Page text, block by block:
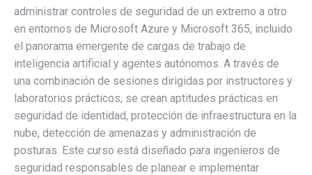
administrar controles de seguridad de un extremo a otro
en entornos de Microsoft Azure y Microsoft 365, incluido
el panorama emergente de cargas de trabajo de
inteligencia artificial y agentes autónomos. A través de
una combinación de sesiones dirigidas por instructores y
laboratorios prácticos, se crean aptitudes prácticas en
seguridad de identidad, protección de infraestructura en la
nube, detección de amenazas y administración de
posturas. Este curso está diseñado para ingenieros de
seguridad responsables de planear e implementar